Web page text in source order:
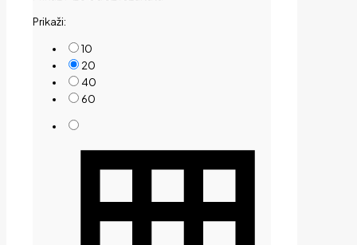
Prikaži:
10
20
40
60